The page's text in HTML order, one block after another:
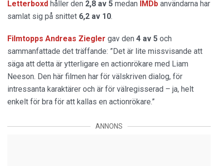
Letterboxd håller den 2,8 av 5 medan IMDb användarna har
samlat sig på snittet 6,2 av 10.
Filmtopps Andreas Ziegler gav den 4 av 5 och
sammanfattade det träffande: ”Det är lite missvisande att
säga att detta är ytterligare en actionrökare med Liam
Neeson. Den här filmen har för välskriven dialog, för
intressanta karaktärer och är för välregisserad – ja, helt
enkelt för bra för att kallas en actionrökare.”
ANNONS